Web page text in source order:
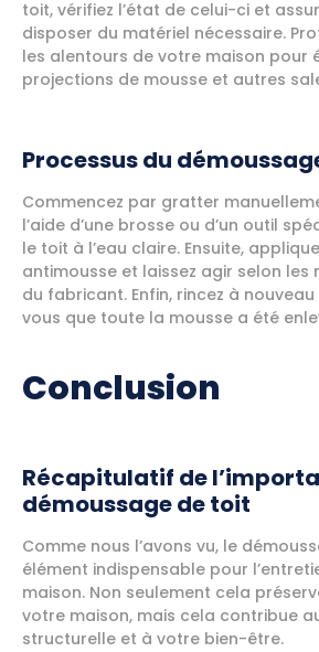
toit, vérifiez l’état de celui-ci et
disposer du matériel nécessaire.
les alentours de votre maison pour
projections de mousse et autres
Processus du
Commencez par gratter
l’aide d’une brosse ou d’un outil
le toit à l’eau claire. Ensuite,
antimousse et laissez agir selon
du fabricant. Enfin, rincez à
vous que toute la mousse a été
Conclusion
Récapitulatif de
démoussage de toit
Comme nous l’avons vu, le
élément indispensable pour
maison. Non seulement cela
votre maison, mais cela contribue
structurelle et à votre bien-être.